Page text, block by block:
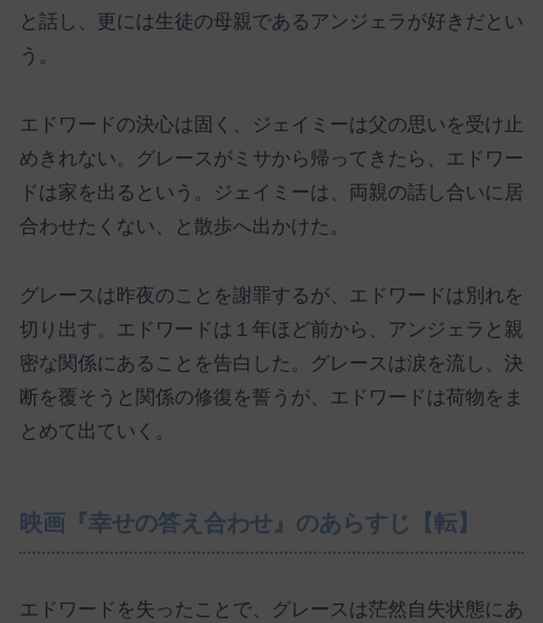
と話し、更には生徒の母親であるアンジェラが好きだとい
う。
エドワードの決心は固く、ジェイミーは父の思いを受け止
めきれない。グレースがミサから帰ってきたら、エドワー
ドは家を出るという。ジェイミーは、両親の話し合いに居
合わせたくない、と散歩へ出かけた。
グレースは昨夜のことを謝罪するが、エドワードは別れを
切り出す。エドワードは１年ほど前から、アンジェラと親
密な関係にあることを告白した。グレースは涙を流し、決
断を覆そうと関係の修復を誓うが、エドワードは荷物をま
とめて出ていく。
映画『幸せの答え合わせ』のあらすじ【転】
エドワードを失ったことで、グレースは茫然自失状態にあ